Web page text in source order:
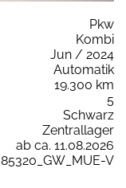
Pkw
Kombi
Jun / 2024
Automatik
19.300 km
5
Schwarz
Zentrallager
ab ca. 11.08.2026
85320_GW_MUE-V